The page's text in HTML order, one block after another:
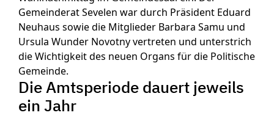
Gemeinderat Sevelen war durch Präsident Eduard
Neuhaus sowie die Mitglieder Barbara Samu und
Ursula Wunder Novotny vertreten und unterstrich
die Wichtigkeit des neuen Organs für die Politische
Gemeinde.
Die Amtsperiode dauert jeweils
ein Jahr